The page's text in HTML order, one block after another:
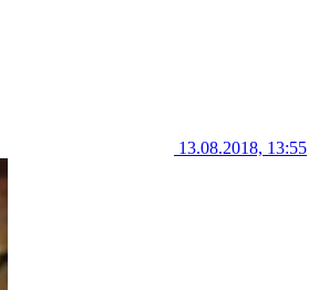
13.08.2018, 13:55